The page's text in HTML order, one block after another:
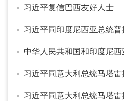
习近平复信巴西友好人士
习近平同印度尼西亚总统
习近平同意大利总统马塔雷